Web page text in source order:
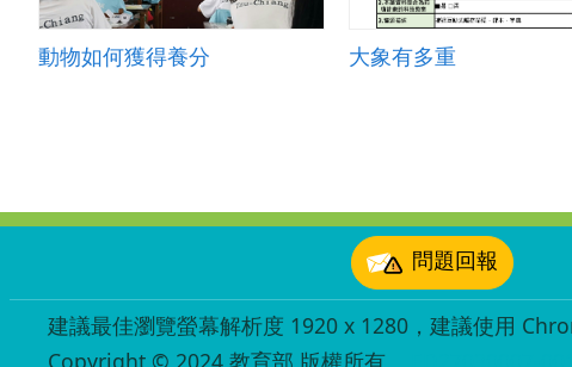
動物如何獲得養分 大象有多重
問題回報
建議最佳瀏覽螢幕解析度 1920 x 1280，建議使用
Copyright © 2024 教育部 版權所有